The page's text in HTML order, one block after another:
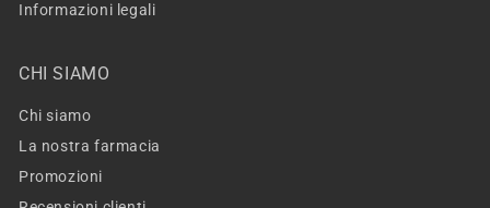
Informazioni legali
CHI SIAMO
Chi siamo
La nostra farmacia
Promozioni